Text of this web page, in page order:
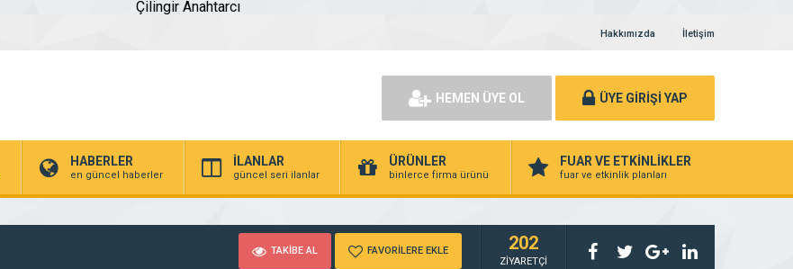
Çilingir Anahtarcı
Hakkımızda İletişim
HEMEN ÜYE OL ÜYE GİRİŞİ YAP
HABERLER
en güncel haberler
İLANLAR
güncel seri ilanlar
ÜRÜNLER
binlerce firma ürünü
FUAR VE ETKİNLİKLER
fuar ve etkinlik planları
TAKİBE AL FAVORİLERE EKLE 202
ZİYARETÇİ